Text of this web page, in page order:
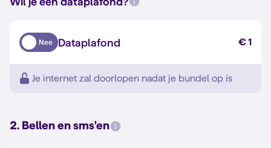
Nee Dataplafond € 1
Je internet zal doorlopen nadat je bundel op is
2. Bellen en sms'en